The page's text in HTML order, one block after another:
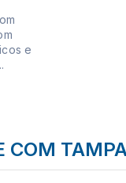
e
COM